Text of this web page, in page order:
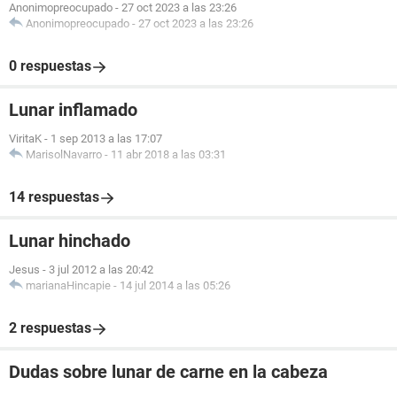
Anonimopreocupado - 27 oct 2023 a las 23:26
Anonimopreocupado - 27 oct 2023 a las 23:26
0 respuestas
Lunar inflamado
ViritaK - 1 sep 2013 a las 17:07
MarisolNavarro - 11 abr 2018 a las 03:31
14 respuestas
Lunar hinchado
Jesus - 3 jul 2012 a las 20:42
marianaHincapie - 14 jul 2014 a las 05:26
2 respuestas
Dudas sobre lunar de carne en la cabeza